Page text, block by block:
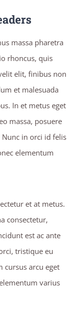
massa pharetra
rhoncus, quis
elit, finibus non
et malesuada
In et metus eget
massa, posuere
in orci id felis
elementum
et at metus.
consectetur,
est ac ante
tristique eu
cursus arcu eget
varius